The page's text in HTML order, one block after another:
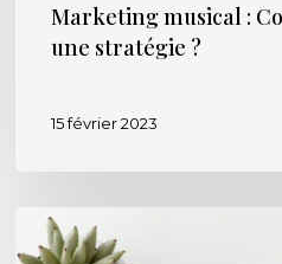
Marketing musical :
une stratégie ?
15 février 2023
podcast